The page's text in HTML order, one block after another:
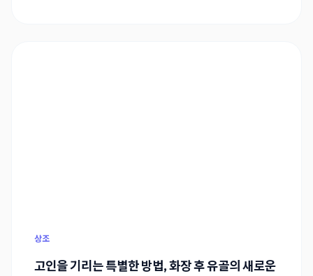
상조
고인을 기리는 특별한 방법, 화장 후 유골의 새로운